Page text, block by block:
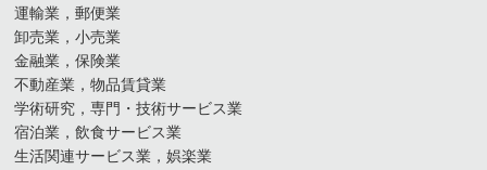
運輸業，郵便業
卸売業，小売業
金融業，保険業
不動産業，物品賃貸業
学術研究，専門・技術サービス業
宿泊業，飲食サービス業
生活関連サービス業，娯楽業